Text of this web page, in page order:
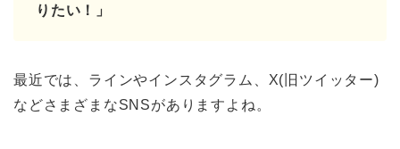
りたい！」
最近では、ラインやインスタグラム、X(旧ツイッター)
などさまざまなSNSがありますよね。